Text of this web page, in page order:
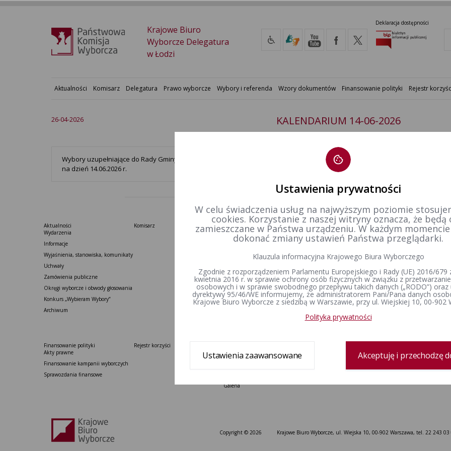
Krajowe Biuro
Wyborcze Delegatura
w Łodzi
Deklaracja dostępności
Aktualności Komisarz Delegatura Prawo wyborcze Wybory i referenda Wzory dokumentów Finansowanie polityki Rejestr
26-04-2026 KALENDARIUM 14-06-2026
Wybory uzupełniające do Rady Gminy Dmosin w okręgu wyborczym nr 6 zarządzone
na dzień 14.06.2026 r.
Aktualności
Wydarzenia
Informacje
Wyjaśnienia, stanowiska, komunikaty
Uchwały
Zamówienia publiczne
Okręgi wyborcze i obwody głosowania
Konkurs „Wybieram Wybory”
Archiwum
Komisarz
Delegatura
Zespół delegatury
Sprawozdanie finansowe
Prawo wyborcze
Konstytucja Rzeczypospolitej Polskiej​
Kodeks wyborczy
Ustawa o referendum ogólnokrajowym
Ustawa o partiach politycznych
Wyjaśnienia, stanowiska i
komunikaty
Wyroki i postanowienia sądów
Wybory i referenda
Wybory Prezydenta
Polskiej
Wybory do
Wybory
lokalne
Referenda
Rejestr wyborców
Finansowanie polityki
Akty prawne
Finansowanie kampanii wyborczych
Sprawozdania finansowe
Rejestr korzyści
Informacje prasowe
Galeria
Copyright © 2026 Krajowe Biuro Wyborcze, ul. Wiejska 10, 00-902 Warszawa, tel. 22 243 03
Ustawienia prywatności
W celu świadczenia usług na najwyższym poziomie
cookies. Korzystanie z naszej witryny oznacza, że będą
zamieszczane w Państwa urządzeniu. W każdym
dokonać zmiany ustawień Państwa przeglądarki.
Klauzula informacyjna Krajowego Biura Wyborczego
Zgodnie z rozporządzeniem Parlamentu Europejskiego i Rady (UE) 2016/679
kwietnia 2016 r. w sprawie ochrony osób fizycznych w związku z
osobowych i w sprawie swobodnego przepływu takich danych („RODO”) oraz
dyrektywy 95/46/WE informujemy, że administratorem Pani/Pana danych
Krajowe Biuro Wyborcze z siedzibą w Warszawie, przy ul. Wiejskiej 10, 00-902
Polityka prywatności
Ustawienia zaawansowane Akceptuję i przechodzę